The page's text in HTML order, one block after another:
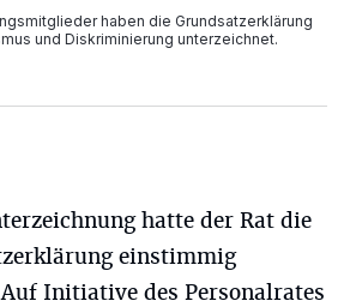
haben die Grundsatzerklärung
und Diskriminierung unterzeichnet.
hatte der Rat die
einstimmig
Initiative des Personalrates